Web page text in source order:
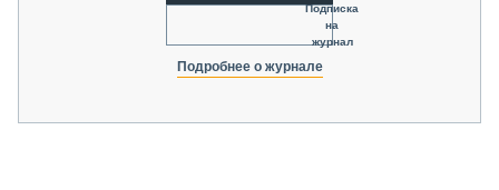
Подписка
на
журнал
Подробнее о журнале